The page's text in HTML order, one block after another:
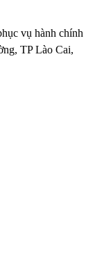
vụ hành chính
TP Lào Cai,